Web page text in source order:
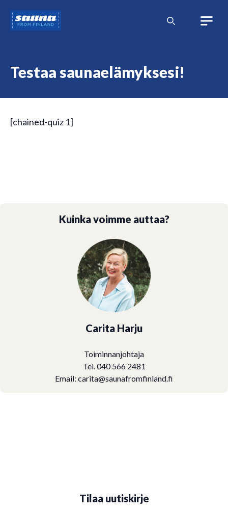
sisältöön
Sauna
from
Testaa saunaelämyksesi!
[chained-quiz 1]
Kuinka voimme auttaa?
Carita Harju
Toiminnanjohtaja
Tel. 040 566 2481
Email: carita@saunafromfinland.fi
Tilaa uutiskirje